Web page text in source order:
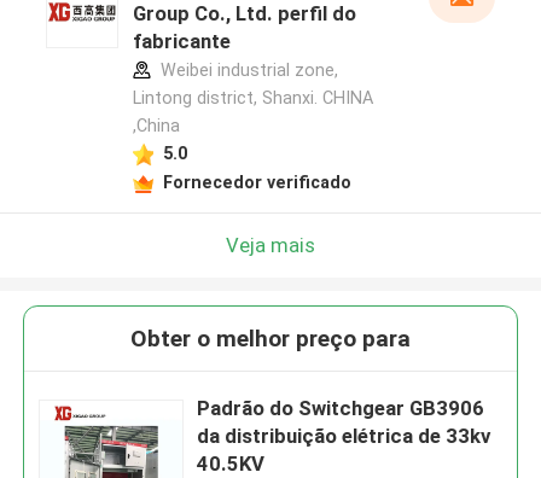
Group Co., Ltd. perfil do
fabricante
Weibei industrial zone,
Lintong district, Shanxi. CHINA
,China
5.0
Fornecedor verificado
Veja mais
Obter o melhor preço para
Padrão do Switchgear GB3906
da distribuição elétrica de 33kv
40.5KV